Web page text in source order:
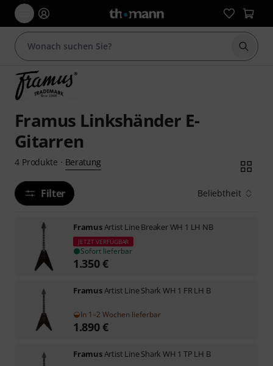
Suche
Framus Linkshänder E-
Gitarren
4 Produkte · Beratung
Filter Beliebtheit
FramusArtist Line Breaker WH 1 LH NB
JETZT VERFÜGBAR
Sofort lieferbar
1.350€
FramusArtist Line Shark WH 1 FR LH B
In 1–2 Wochen lieferbar
1.890€
FramusArtist Line Shark WH 1 TP LH B